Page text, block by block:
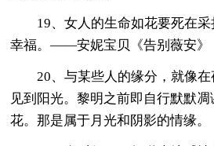
19、女人的生命如花要死在
幸福。——安妮宝贝《告别薇安》
20、与某些人的缘分，就像
见到阳光。黎明之前即自行默默
花。那是属于月光和阴影的情缘。